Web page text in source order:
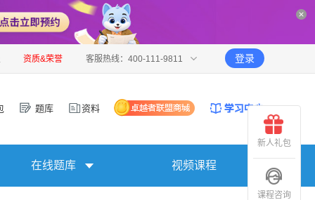
资质&荣誉 客服热线：400-111-9811 登录
题库 资料
在线题库 视频课程
新人礼包
课程咨询